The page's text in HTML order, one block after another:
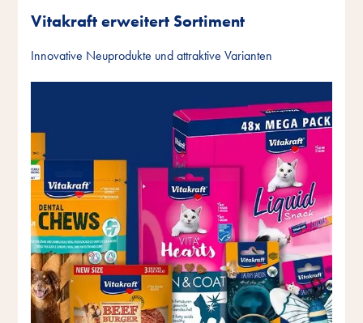
Vitakraft erweitert Sortiment
Innovative Neuprodukte und attraktive Varianten